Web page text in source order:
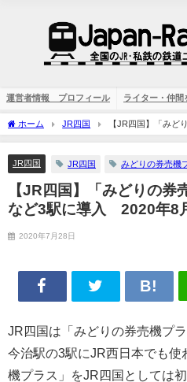
運営者情報 プロフィール ライター・仲間
ホーム JR四国
【JR四国】「みど
導入 2020年8月から運用開始
JR四国 JR四国 みどりの券売機
【JR四国】「みどりの券
など3駅に導入 2020年8
2020年7月28日
JR四国は「みどりの券売機プ
今治駅の3駅にJR西日本でも使
機プラス」をJR四国としては